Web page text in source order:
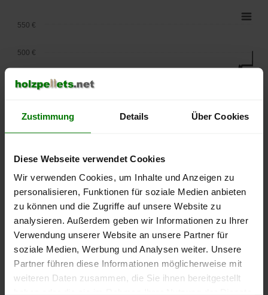
Zustimmung Details Über Cookies
Diese Webseite verwendet Cookies
Wir verwenden Cookies, um Inhalte und Anzeigen zu
personalisieren, Funktionen für soziale Medien anbieten
zu können und die Zugriffe auf unsere Website zu
analysieren. Außerdem geben wir Informationen zu Ihrer
Verwendung unserer Website an unsere Partner für
soziale Medien, Werbung und Analysen weiter. Unsere
Partner führen diese Informationen möglicherweise mit
weiteren Daten zusammen, die Sie ihnen bereitgestellt
lose Ware
2025
2026
2026
250 €
300 €
350 €
450 €
500 €
550 €
Die aktuelle Preisentwicklung für Holzpellets in Deutschland
können Sie jederzeit auf unsererPelletspreise-Seite
nachvollziehen.